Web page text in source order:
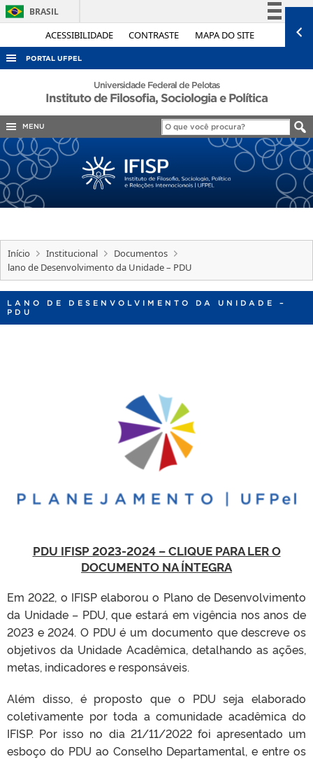
ACESSIBILIDADE CONTRASTE MAPA DO SITE
BRASIL
Simplifique!
Acesso à informação
Legislação
Canais
PORTAL UFPEL
ACESSO À INFORMAÇÃO
COBALTO
CONCURSOS
EDITAIS
INTERNACIONAL
PORTARIAS
TELEFONES
Universidade Federal de Pelotas
Instituto de Filosofia, Sociologia e Política
MENU
Início Institucional
Documentos
lano de Desenvolvimento da Unidade – PDU
LANO DE DESENVOLVIMENTO DA UNIDADE –
PDU
PDU IFISP 2023-2024 – CLIQUE PARA LER O
DOCUMENTO NA ÍNTEGRA
Em 2022, o IFISP elaborou o Plano de Desenvolvimento
da Unidade – PDU, que estará em vigência nos anos de
2023 e 2024. O PDU é um documento que descreve os
objetivos da Unidade Acadêmica, detalhando as ações,
metas, indicadores e responsáveis.
Além disso, é proposto que o PDU seja elaborado
coletivamente por toda a comunidade acadêmica do
IFISP. Por isso no dia 21/11/2022 foi apresentado um
esboço do PDU ao Conselho Departamental, e entre os